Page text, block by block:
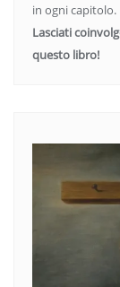
in ogni capitolo.
Lasciati
questo libro!